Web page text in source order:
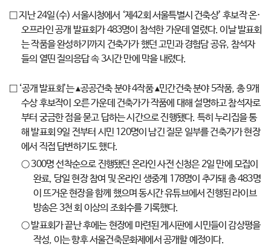
□ 지난 24일(수) 서울시청에서 ‘제42회 서울특별시 건축상’ 후보작 온·
오프라인 공개 발표회가 483명이 참석한 가운데 열렸다. 이날 발표회
는 작품을 완성하기까지 건축가가 했던 고민과 경험담 공유, 참석자
들의 열띤 질의응답 속 3시간 만에 막을 내렸다.
□ ‘공개 발표회’는 ▴공공건축 분야 4작품 ▴민간건축 분야 5작품, 총 9개
수상 후보작이 오른 가운데 건축가가 작품에 대해 설명하고 참석자로
부터 궁금한 점을 묻고 답하는 시간으로 진행됐다. 특히 누리집을 통
해 발표회 9일 전부터 시민 120명이 남긴 질문 일부를 건축가가 현장
에서 직접 답변하기도 했다.
○ 300명 선착순으로 진행됐던 온라인 사전 신청은 2일 만에 모집이
완료, 당일 현장 참여 및 온라인 생중계 178명이 추가돼 총 483명
이 뜨거운 현장을 함께 했으며 동시간 유튜브에서 진행된 라이브
방송은 3천 회 이상의 조회수를 기록했다.
○ 발표회가 끝난 후에는 현장에 마련된 게시판에 시민들이 감상평을
작성, 이는 향후 서울건축문화제에서 공개할 예정이다.